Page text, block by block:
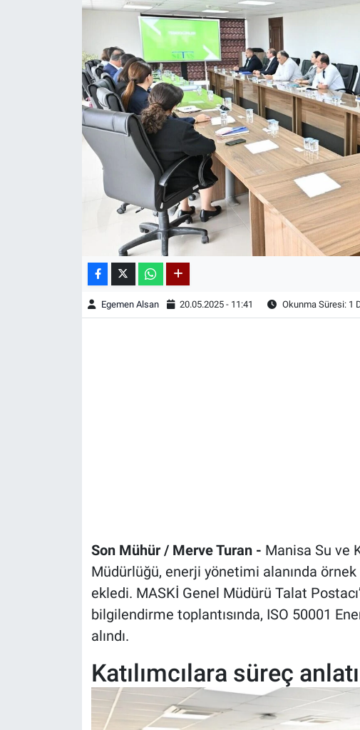
Egemen Alsan 20.05.2025 - 11:41 Okunma Süresi: 1
Son Mühür / Merve Turan - Manisa Su ve
Müdürlüğü, enerji yönetimi alanında
ekledi. MASKİ Genel Müdürü Talat
bilgilendirme toplantısında, ISO 50001
alındı.
Katılımcılara süreç